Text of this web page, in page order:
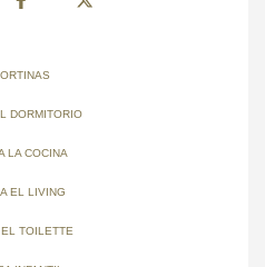
DORMITORIO
LA COCINA
EL LIVING
EL TOILETTE